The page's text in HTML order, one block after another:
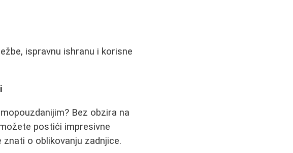
ispravnu ishranu i korisne
Bez obzira na
postići impresivne
o oblikovanju zadnjice.